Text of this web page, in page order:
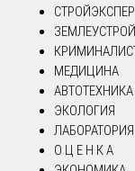
МЕДИЦИНА
АВТОТЕХНИКА
ЭКОЛОГИЯ
ЛАБОРАТОРИЯ
О Ц Е Н К А